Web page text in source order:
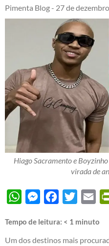
Pimenta Blog - 27 de
Hiago Sacramento e
virada de
WhatsAppMessengerFacebook
Twitter
Tempo de leitura: < 1 minuto
Um dos destinos mais